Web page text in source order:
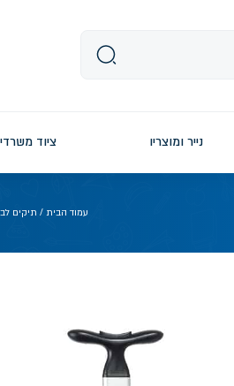
נייר ומוצריו ציוד
עמוד הבית / תיקים